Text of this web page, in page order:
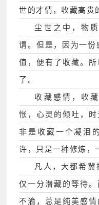
世的才情，收藏高贵
尘世之中，物
谓。但是，因为一
值，便有了收藏。
了。
收藏感情，收
怅，心灵的倾吐，
非是收藏一个凝泪
许，只是一种修炼，
凡人，大都希
仅一分潜藏的等待
不渝，总是纯美感